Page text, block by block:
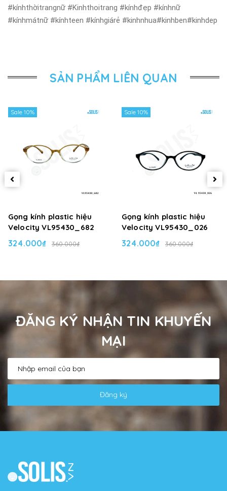
#kínhthờitrangnữ #Kinhthoitrang #kínhđẹp #kínhnữ
#kínhmátnữ #kínhteen #kínhgiárẻ #kinhnhua#kinhben#kinhdep
SẢN PHẨM LIÊN QUAN
Sale 10%
Gọng kính plastic hiệu
Velocity VL95430_682
324.000₫ 360.000₫
Sale 10%
Gọng kính plastic hiệu
Velocity VL95430_026
324.000₫ 360.000₫
ĐĂNG KÝ NHẬN TIN KHUYẾN
MẠI
Đăng ký